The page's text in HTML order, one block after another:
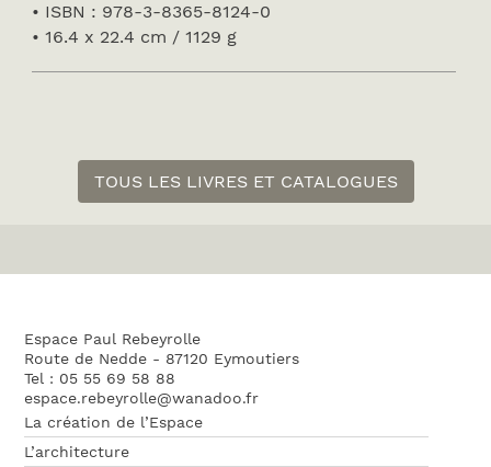
• ISBN : 978-3-8365-8124-0
• 16.4 x 22.4 cm / 1129 g
TOUS LES LIVRES ET CATALOGUES
Espace Paul Rebeyrolle
Route de Nedde - 87120 Eymoutiers
Tel : 05 55 69 58 88
espace.rebeyrolle@wanadoo.fr
La création de l’Espace
L’architecture